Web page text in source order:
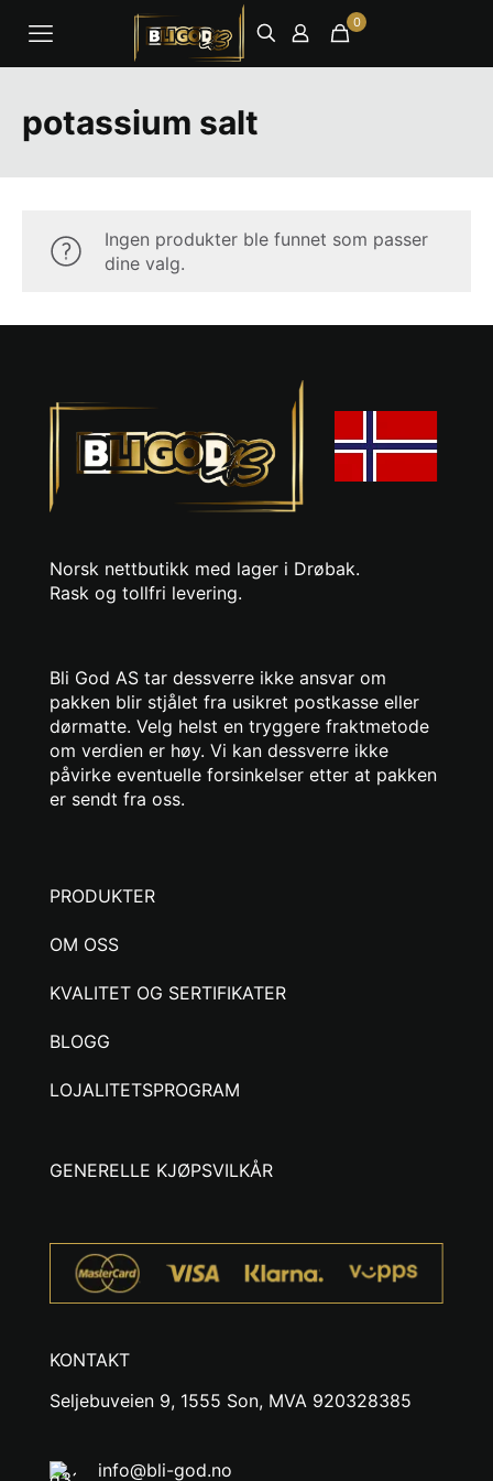
0
potassium salt
Ingen produkter ble funnet som passer
dine valg.
Norsk nettbutikk med lager i Drøbak.
Rask og tollfri levering.
Bli God AS tar dessverre ikke ansvar om
pakken blir stjålet fra usikret postkasse eller
dørmatte. Velg helst en tryggere fraktmetode
om verdien er høy. Vi kan dessverre ikke
påvirke eventuelle forsinkelser etter at pakken
er sendt fra oss.
PRODUKTER
OM OSS
KVALITET OG SERTIFIKATER
BLOGG
LOJALITETSPROGRAM
GENERELLE KJØPSVILKÅR
KONTAKT
Seljebuveien 9, 1555 Son, MVA 920328385
info@bli-god.no